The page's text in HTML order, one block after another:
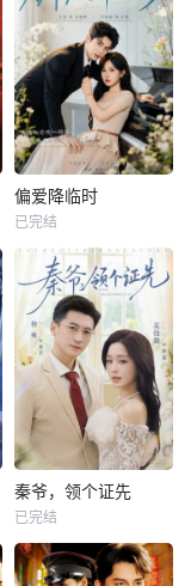
偏爱降临时
已完结
秦爷，领个证先
已完结